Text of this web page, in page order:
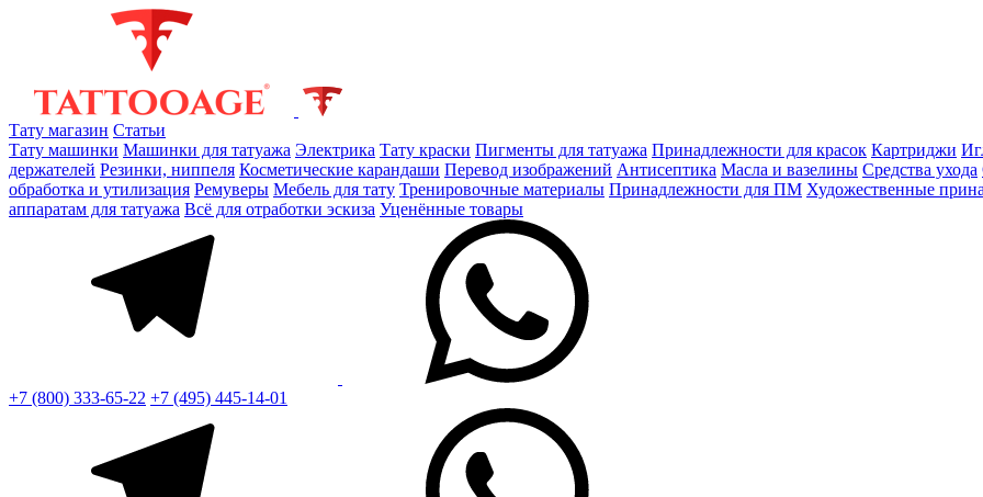
Тату магазин Статьи
Тату машинки Машинки для татуажа Электрика Тату краски Пигменты для татуажа Принадлежности для красок Картриджи
держателей Резинки, ниппеля Косметические карандаши Перевод изображений Антисептика Масла и вазелины Средства ухода
обработка и утилизация Ремуверы Мебель для тату Тренировочные материалы Принадлежности для ПМ Художественные
аппаратам для татуажа Всё для отработки эскиза Уценённые товары
+7 (800) 333-65-22 +7 (495) 445-14-01